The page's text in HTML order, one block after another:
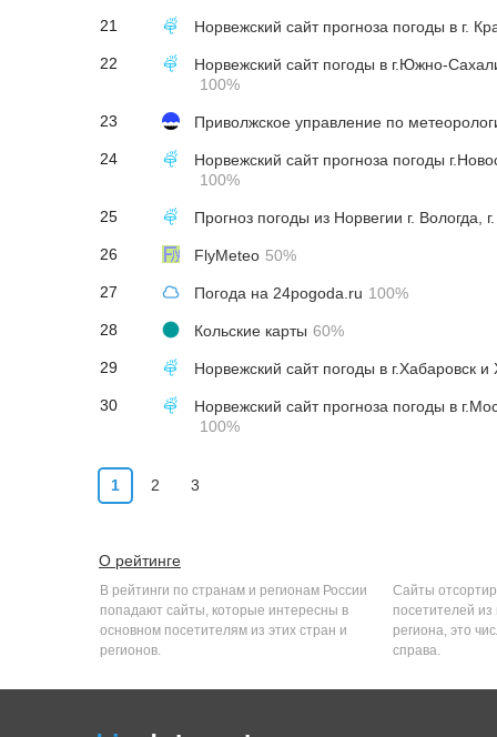
21
22
100%
23
24
100%
25 Прогноз погоды из Норвегии г. Вологда,
26 FlyMeteo 50%
27 Погода на 24pogoda.ru 100%
28 Кольские карты 60%
29 Норвежский сайт погоды в г.Хабаровск и
30
Норвежский сайт прогноза погоды в
100%
1 2 3
О рейтинге
В рейтинги по странам и регионам России
попадают сайты, которые интересны в
основном посетителям из этих стран и
регионов.
Сайты
посетителей
региона, это
справа.